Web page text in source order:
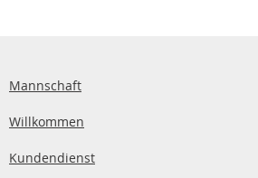
Mannschaft
Willkommen
Kundendienst